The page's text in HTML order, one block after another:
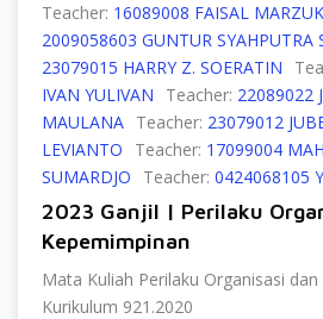
Teacher: 16089008 FAISAL
2009058603 GUNTUR SYAHPUTRA
23079015 HARRY Z. SOERATIN
IVAN YULIVAN
Teacher: 22089022
MAULANA Teacher: 23079012
LEVIANTO
Teacher: 17099004
SUMARDJO
Teacher: 0424068105
2023 Ganjil | Perilaku
Kepemimpinan
Mata Kuliah Perilaku Organisasi
Kurikulum 921.2020